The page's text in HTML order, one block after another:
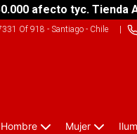
afecto tyc.
Of 918 - Santiago - Chile|
Hombre Mujer